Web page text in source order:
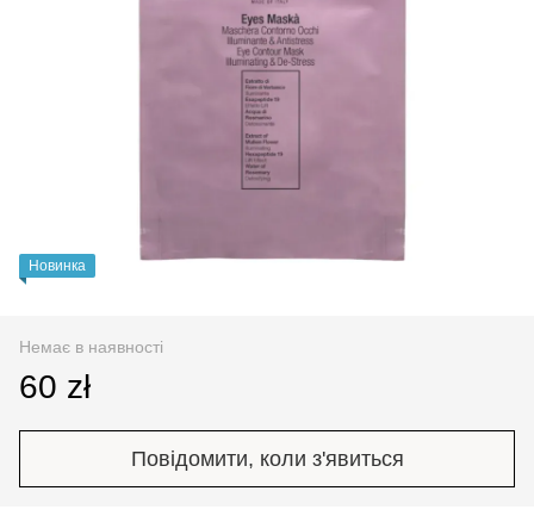
Новинка
Немає в наявності
60 zł
Повідомити, коли з'явиться